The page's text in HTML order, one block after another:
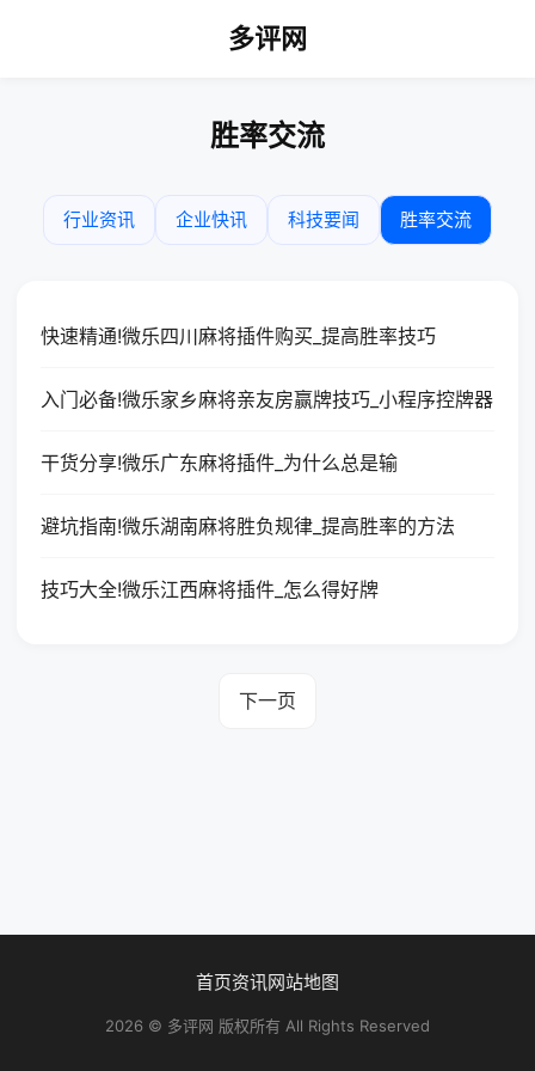
多评网
胜率交流
行业资讯 企业快讯 科技要闻 胜率交流
快速精通!微乐四川麻将插件购买_提高胜率技巧
入门必备!微乐家乡麻将亲友房赢牌技巧_小程序控牌器
干货分享!微乐广东麻将插件_为什么总是输
避坑指南!微乐湖南麻将胜负规律_提高胜率的方法
技巧大全!微乐江西麻将插件_怎么得好牌
下一页
首页资讯网站地图
2026 © 多评网 版权所有 All Rights Reserved